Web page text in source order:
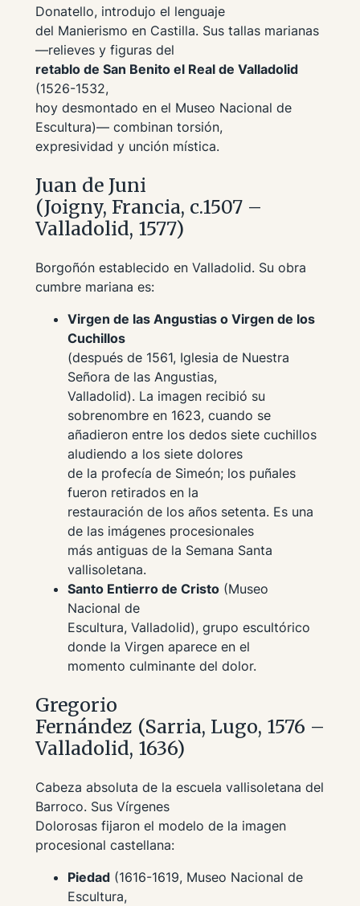
Donatello, introdujo el lenguaje
del Manierismo en Castilla. Sus tallas marianas
—relieves y figuras del
retablo de San Benito el Real de Valladolid
(1526-1532,
hoy desmontado en el Museo Nacional de
Escultura)— combinan torsión,
expresividad y unción mística.
Juan de Juni
(Joigny, Francia, c.1507 –
Valladolid, 1577)
Borgoñón establecido en Valladolid. Su obra
cumbre mariana es:
Virgen de las Angustias o Virgen de los
Cuchillos
(después de 1561, Iglesia de Nuestra
Señora de las Angustias,
Valladolid). La imagen recibió su
sobrenombre en 1623, cuando se
añadieron entre los dedos siete cuchillos
aludiendo a los siete dolores
de la profecía de Simeón; los puñales
fueron retirados en la
restauración de los años setenta. Es una
de las imágenes procesionales
más antiguas de la Semana Santa
vallisoletana.
Santo Entierro de Cristo(Museo
Nacional de
Escultura, Valladolid), grupo escultórico
donde la Virgen aparece en el
momento culminante del dolor.
Gregorio
Fernández (Sarria, Lugo, 1576 –
Valladolid, 1636)
Cabeza absoluta de la escuela vallisoletana del
Barroco. Sus Vírgenes
Dolorosas fijaron el modelo de la imagen
procesional castellana:
Piedad(1616-1619, Museo Nacional de
Escultura,